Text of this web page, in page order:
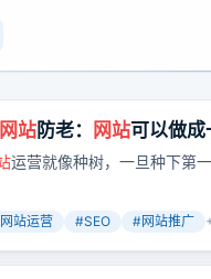
网站防老： 网站可以做
运营就像种树，一旦种下第
网站运营 #SEO #网站推广